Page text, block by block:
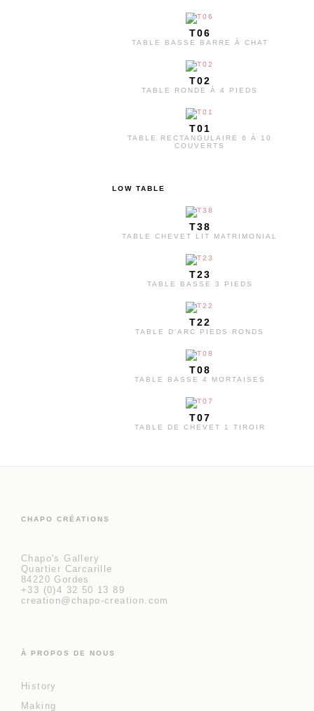
T06
TABLE BASSE BARRE À CHAT
T02
TABLE RONDE À 4 PIEDS
T01
TABLE RECTANGULAIRE 6 À 10
COUVERTS
LOW TABLE
T38
TABLE CHEVET LIT MATRIMONIAL
T23
TABLE BASSE 3 PIEDS
T22
TABLE D'ARC PIEDS RONDS
T08
TABLE BASSE 4 MORTAISES
T07
TABLE DE CHEVET 1 TIROIR
CHAPO CRÉATIONS
Chapo's Gallery
Quartier Carcarille
84220 Gordes
+33 (0)4 32 50 13 89
creation@chapo-creation.com
À PROPOS DE NOUS
History
Making